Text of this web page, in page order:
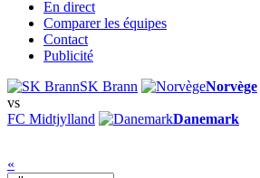
En direct
Comparer les équipes
Contact
Publicité
SK Brann
Norvège
vs
FC Midtjylland
Danemark
«